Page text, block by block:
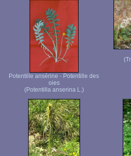
Potentille ansérine - Potentille des
oies
(Potentilla anserina L.)